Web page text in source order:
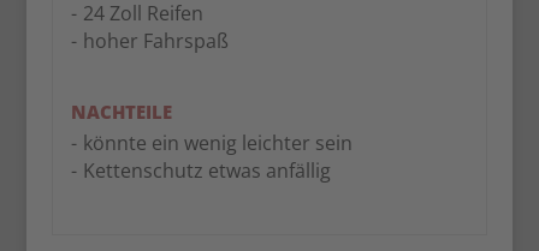
24 Zoll Reifen
hoher Fahrspaß
NACHTEILE
könnte ein wenig leichter sein
Kettenschutz etwas anfällig